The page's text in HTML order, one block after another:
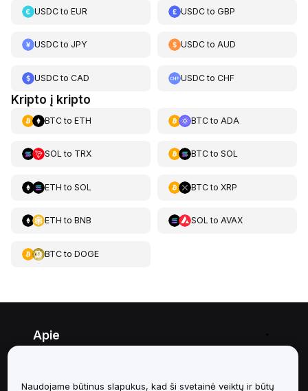
USDCto EUR USDCtoGBP
USDCto JPY USDCtoAUD
USDCto CAD USDCtoCHF
Kripto į kripto
BTCto ETH BTCto ADA
SOL to TRX BTCto SOL
ETH to SOL BTCto XRP
ETH to BNB SOL to AVAX
BTCto DOGE
Apie
Naudojame būtinus slapukus, kad ši svetainė veiktų ir būtų